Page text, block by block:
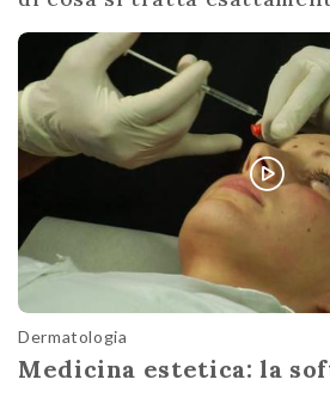
Dermatologia
Medicina estetica: la